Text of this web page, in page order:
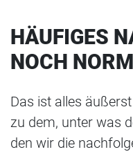
HÄUFIGES
NOCH
Das ist alles
zu dem, unter was
den wir die